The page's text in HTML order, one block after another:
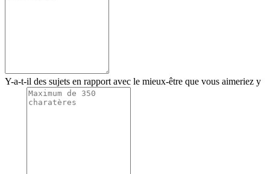
Y-a-t-il des sujets en rapport avec le mieux-être que vous aimeriez y